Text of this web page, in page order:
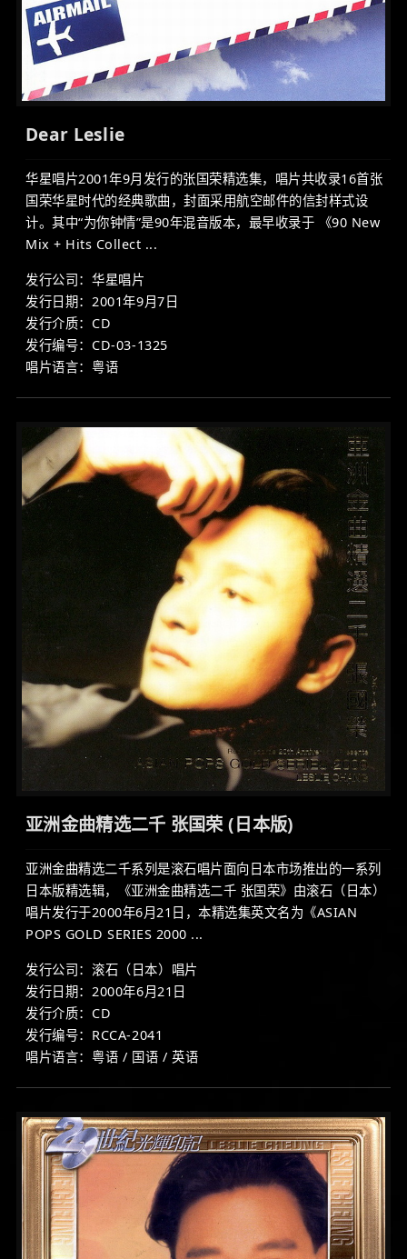
Dear Leslie
华星唱片2001年9月发行的张国荣精选集，唱片共收录16首张
国荣华星时代的经典歌曲，封面采用航空邮件的信封样式设
计。其中“为你钟情”是90年混音版本，最早收录于 《90 New
Mix + Hits Collect ...
发行公司：华星唱片
发行日期：2001年9月7日
发行介质：CD
发行编号：CD-03-1325
唱片语言：粤语
亚洲金曲精选二千 张国荣 (日本版)
亚洲金曲精选二千系列是滚石唱片面向日本市场推出的一系列
日本版精选辑，《亚洲金曲精选二千 张国荣》由滚石（日本）
唱片发行于2000年6月21日，本精选集英文名为《ASIAN
POPS GOLD SERIES 2000 ...
发行公司：滚石（日本）唱片
发行日期：2000年6月21日
发行介质：CD
发行编号：RCCA-2041
唱片语言：粤语 / 国语 / 英语